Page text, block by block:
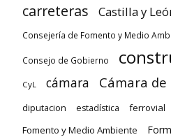
carreteras
Castilla y
Consejería de Fomento y Medio
Consejo de Gobierno
CyL cámara Cámara
diputacion estadística ferrovial
Fomento y Medio Ambiente